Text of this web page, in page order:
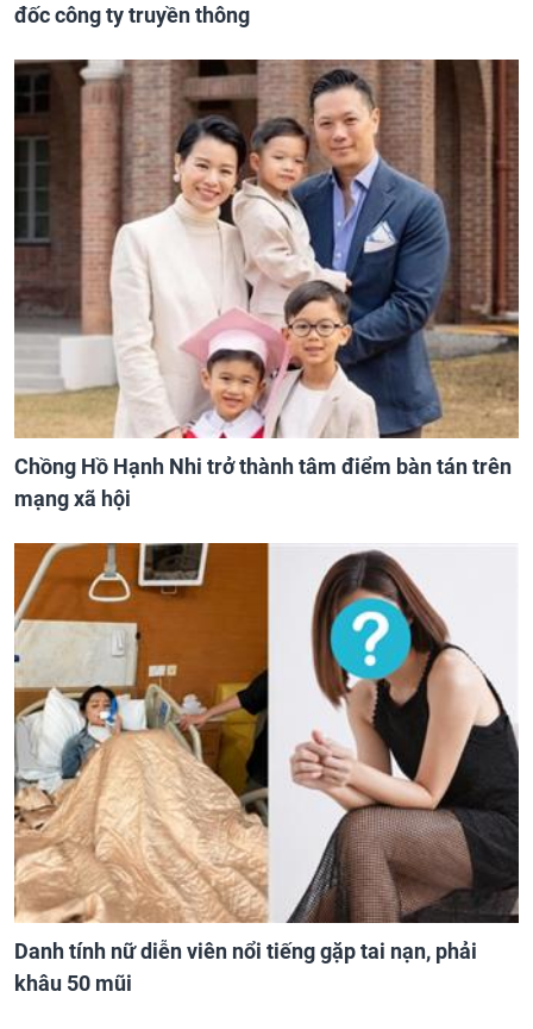
đốc công ty truyền thông
Chồng Hồ Hạnh Nhi trở thành tâm điểm bàn tán trên
mạng xã hội
Danh tính nữ diễn viên nổi tiếng gặp tai nạn, phải
khâu 50 mũi